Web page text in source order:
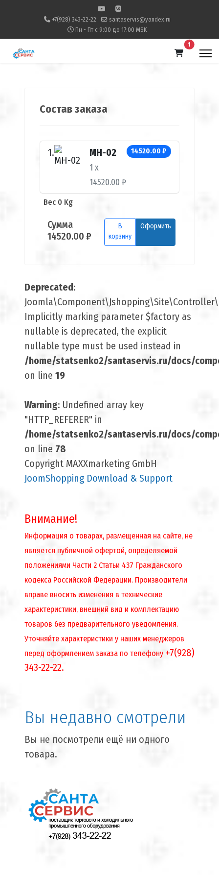
+7(928) 343-22-22
santaservis@yandex.ru
Пн - Пт с 9:00 до 17:00 MSK
1В корзину
Состав заказа
МН-02
1 x
14520.00 ₽
14520.00 ₽
Вес 0 Kg
Сумма
14520.00 ₽
В
корзину
Оформить
Deprecated:
Implicitly marking parameter $factory as
nullable is deprecated, the explicit
nullable type must be used instead in
/home/statsenko2/santaservis.ru/docs/
on line 19
Warning: Undefined array key
"HTTP_REFERER" in
/home/statsenko2/santaservis.ru/docs/
on line 78
Copyright MAXXmarketing GmbH
JoomShopping Download & Support
Внимание!
Информация о товарах, размещенная на сайте, не
является публичной офертой, определяемой
положениями Части 2 Статьи 437 Гражданского
кодекса Российской Федерации. Производители
вправе вносить изменения в технические
характеристики, внешний вид и комплектацию
товаров без предварительного уведомления.
Уточняйте характеристики у наших менеджеров
перед оформлением заказа по телефону +7(928)
343-22-22.
Вы недавно смотрели
Вы не посмотрели ещё ни одного
товара.